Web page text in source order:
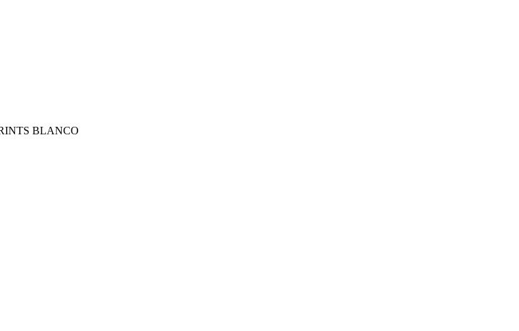
BLANCO